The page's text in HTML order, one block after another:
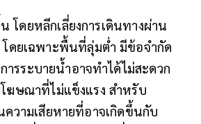
โดยหลีกเลี่ยงการเดินทางผ่าน
ดยเฉพาะพื้นที่ลุ่มต่ำ มีข้อจำกัด
ารระบายน้ำอาจทำได้ไม่สะดวก
ฆษณาที่ไม่แข็งแรง สำหรับ
ความเสียหายที่อาจเกิดขึ้นกับ